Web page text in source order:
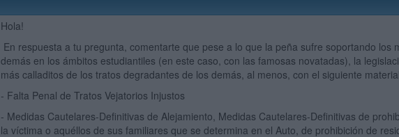
Hola!
En respuesta a tu pregunta, comentarte que pese a lo que la peña sufre soportando los
demás en los ámbitos estudiantiles (en este caso, con las famosas novatadas), la
más calladitos de los tratos degradantes de los demás, al menos, con el siguiente
- Falta Penal de Tratos Vejatorios Injustos
- Medidas Cautelares-Definitivas de Alejamiento, Medidas Cautelares-Definitivas de
la víctima o aquéllos de sus familiares que se determina en el Auto, de prohibición de